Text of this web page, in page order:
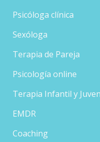
Psicóloga clínica
Sexóloga
Terapia de Pareja
Psicología online
Terapia Infantil y
EMDR
Coaching